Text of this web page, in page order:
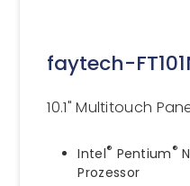
faytech-
10.1" Multitouch
Intel® Pentium®
Prozessor